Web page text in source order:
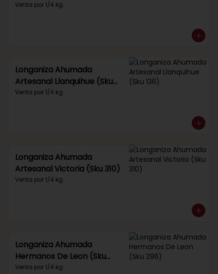
Venta por 1/4 kg.
Longaniza Ahumada
Artesanal Llanquihue (Sku
136)
Venta por 1/4 kg
Longaniza Ahumada
Artesanal Victoria (Sku 310)
Venta por 1/4 kg.
Longaniza Ahumada
Hermanos De Leon (Sku
296)
Venta por 1/4 kg.